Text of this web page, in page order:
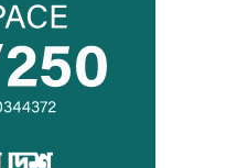
প্রধানমন্ত্রী এক হলে,
সমাধান সম্ভব’
জোটের রাষ্ট্রপতি প্রার্থী অলি আহমদ